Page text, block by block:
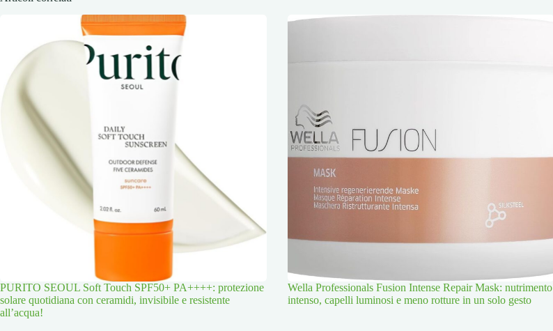
PURITO SEOUL Soft Touch SPF50+ PA++++: protezione
solare quotidiana con ceramidi, invisibile e resistente
all’acqua!
Wella Professionals Fusion Intense Repair Mask: nutrimento
intenso, capelli luminosi e meno rotture in un solo gesto